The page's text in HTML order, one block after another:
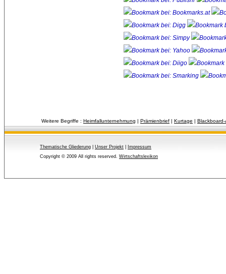
Weitere Begriffe : Heimfallunternehmung | Prämienbrief | Kurtage |
Thematische Gliederung Unser Projekt
Impressum
Copyright © 2009 All rights reserved. Wirtschaftslexikon